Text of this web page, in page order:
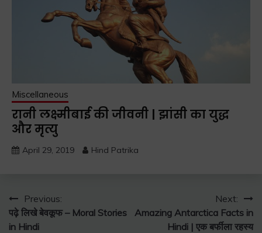
Miscellaneous
रानी लक्ष्मीबाई की जीवनी | झांसी का युद्ध
और मृत्यु
April 29, 2019 Hind Patrika
Post
navigation
Previous:
पढ़े लिखे बेवकूफ – Moral Stories
in Hindi
Next:
Amazing Antarctica Facts in
Hindi | एक बर्फीला रहस्य